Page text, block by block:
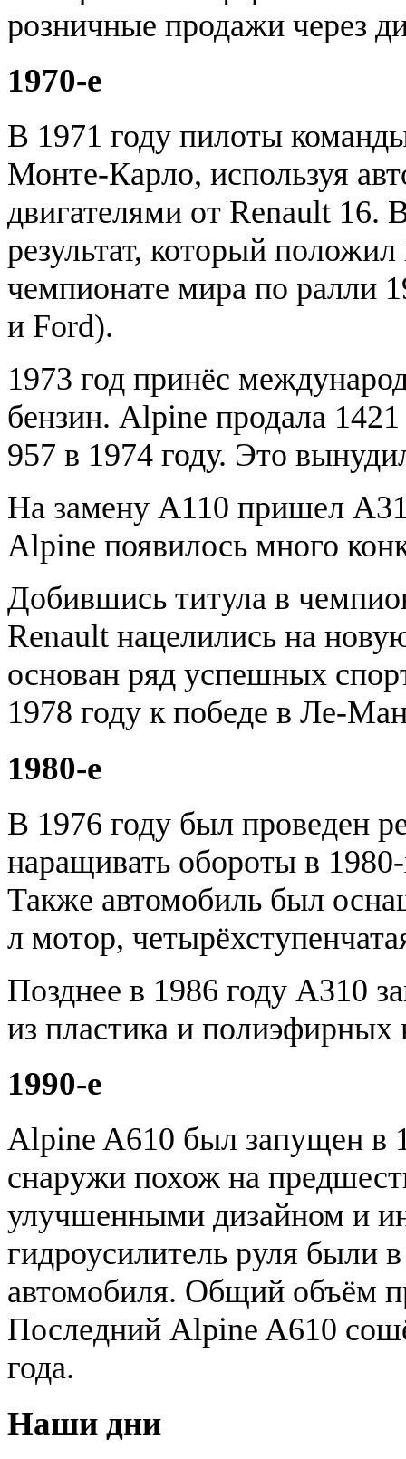
розничные продажи через
1970-е
В 1971 году пилоты
Монте-Карло, используя
двигателями от Renault 16.
результат, который
чемпионате мира по ралли
и Ford).
1973 год принёс
бензин. Alpine продала
957 в 1974 году. Это
На замену А110 пришел
Alpine появилось много
Добившись титула в
Renault нацелились на
основан ряд успешных
1978 году к победе в Ле-
1980-e
В 1976 году был проведен
наращивать обороты в
Также автомобиль был
л мотор,
Позднее в 1986 году A310
из пластика и полиэфирных
1990-е
Alpine A610 был запущен в
снаружи похож на
улучшенными дизайном и
гидроусилитель руля были
автомобиля. Общий объём
Последний Alpine A610
года.
Наши дни